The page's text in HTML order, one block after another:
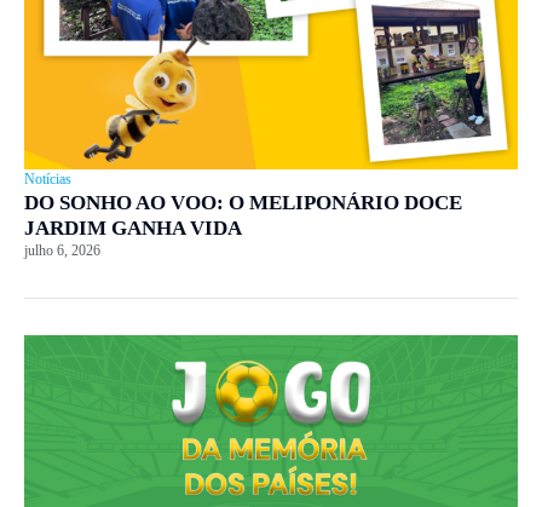
Notícias
DO SONHO AO VOO: O MELIPONÁRIO DOCE
JARDIM GANHA VIDA
julho 6, 2026